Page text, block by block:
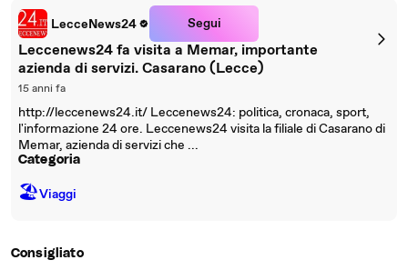
LecceNews24 Segui
Leccenews24 fa visita a Memar, importante
azienda di servizi. Casarano (Lecce)
15 anni fa
http://leccenews24.it/ Leccenews24: politica, cronaca, sport,
l'informazione 24 ore. Leccenews24 visita la filiale di Casarano di
Memar, azienda di servizi che ...
Categoria
🏖Viaggi
Consigliato